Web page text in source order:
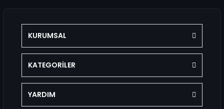
KURUMSAL
KATEGORİLER
YARDIM